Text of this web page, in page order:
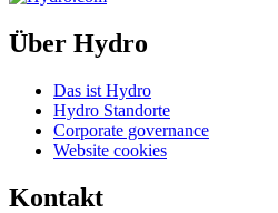
Über Hydro
Das ist Hydro
Hydro Standorte
Corporate governance
Website cookies
Kontakt